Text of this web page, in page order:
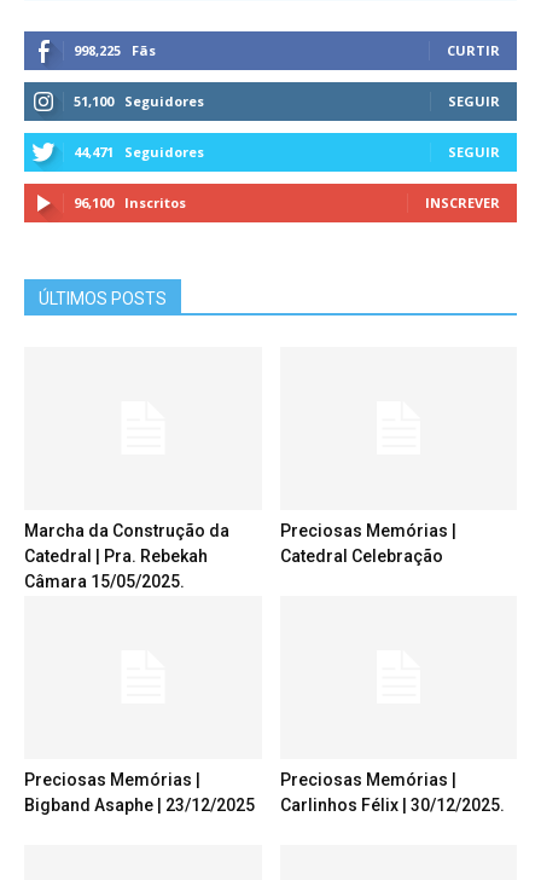
998,225 Fãs CURTIR
51,100 Seguidores SEGUIR
44,471 Seguidores SEGUIR
96,100 Inscritos INSCREVER
ÚLTIMOS POSTS
Marcha da Construção da
Catedral | Pra. Rebekah
Câmara 15/05/2025.
Preciosas Memórias |
Catedral Celebração
Preciosas Memórias |
Bigband Asaphe | 23/12/2025
Preciosas Memórias |
Carlinhos Félix | 30/12/2025.